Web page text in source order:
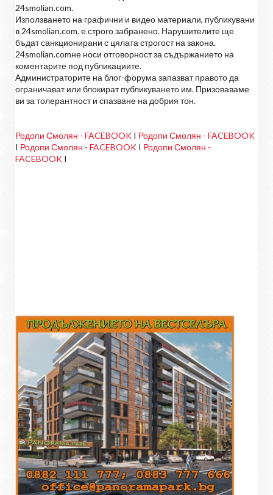
24smolian.com.
Използването на графични и видео материали, публикувани
в 24smolian.com. е строго забранено. Нарушителите ще
бъдат санкционирани с цялата строгост на закона.
24smolian.comне носи отговорност за съдържанието на
коментарите под публикациите.
Администраторите на блог-форума запазват правото да
ограничават или блокират публикуването им. Призоваваме
ви за толерантност и спазване на добрия тон.
Родопи Смолян - FACEBOOK I Родопи Смолян - FACEBOOK
I Родопи Смолян - FACEBOOK I Родопи Смолян -
FACEBOOK I